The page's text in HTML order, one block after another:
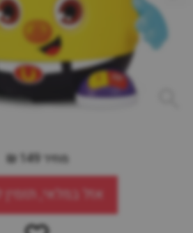
מחיר 149 ₪
אזל במלאי, תזמין לי